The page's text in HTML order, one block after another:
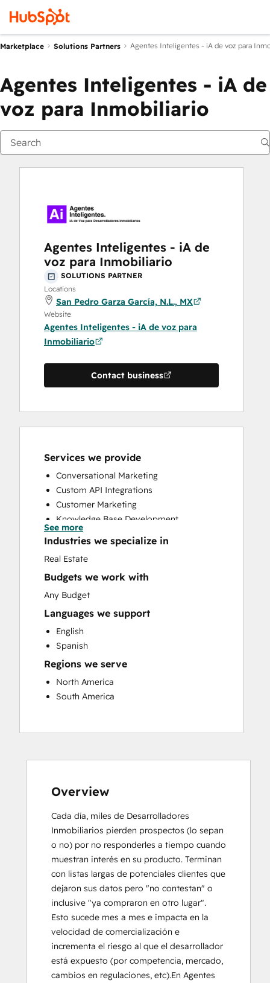
Marketplace Solutions Partners Agentes Inteligentes - iA de voz para
Agentes Inteligentes - iA de
voz para Inmobiliario
Agentes Inteligentes - iA de
voz para Inmobiliario
SOLUTIONS PARTNER
Locations
San Pedro Garza García, N.L., MX
Website
Agentes Inteligentes - iA de voz para
Inmobiliario
Contact business
Services we provide
Conversational Marketing
Custom API Integrations
Customer Marketing
Knowledge Base Development
Programmable Automation
Sales and Marketing Alignment
Website Development
See more
Industries we specialize in
Real Estate
Budgets we work with
Any Budget
Languages we support
English
Spanish
Regions we serve
North America
South America
Overview
Cada día, miles de Desarrolladores
Inmobiliarios pierden prospectos (lo sepan
o no) por no responderles a tiempo cuando
muestran interés en su producto. Terminan
con listas largas de potenciales clientes que
dejaron sus datos pero "no contestan" o
inclusive "ya compraron en otro lugar".
Esto sucede mes a mes e impacta en la
velocidad de comercialización e
incrementa el riesgo al que el desarrollador
está expuesto (por competencia, mercado,
cambios en regulaciones, etc).En Agentes